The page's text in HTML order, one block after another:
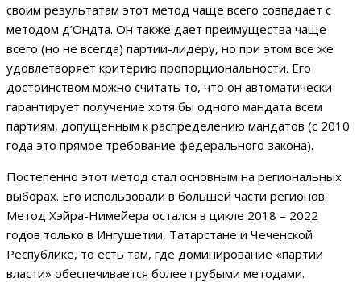
своим результатам этот метод чаще всего совпадает с
методом д’Ондта. Он также дает преимущества чаще
всего (но не всегда) партии-лидеру, но при этом все же
удовлетворяет критерию пропорциональности. Его
достоинством можно считать то, что он автоматически
гарантирует получение хотя бы одного мандата всем
партиям, допущенным к распределению мандатов (с 2010
года это прямое требование федерального закона).
Постепенно этот метод стал основным на региональных
выборах. Его использовали в большей части регионов.
Метод Хэйра-Нимейера остался в цикле 2018 – 2022
годов только в Ингушетии, Татарстане и Чеченской
Республике, то есть там, где доминирование «партии
власти» обеспечивается более грубыми методами.